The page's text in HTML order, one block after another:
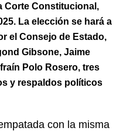
Corte Constitucional,
La elección se hará a
el Consejo de Estado,
Gibsone, Jaime
Polo Rosero, tres
y respaldos políticos
con la misma